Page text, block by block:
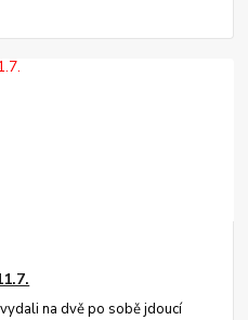
na dvě po sobě jdoucí